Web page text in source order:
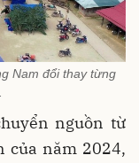
Nam đổi thay từng
nguồn từ
của năm 2024,